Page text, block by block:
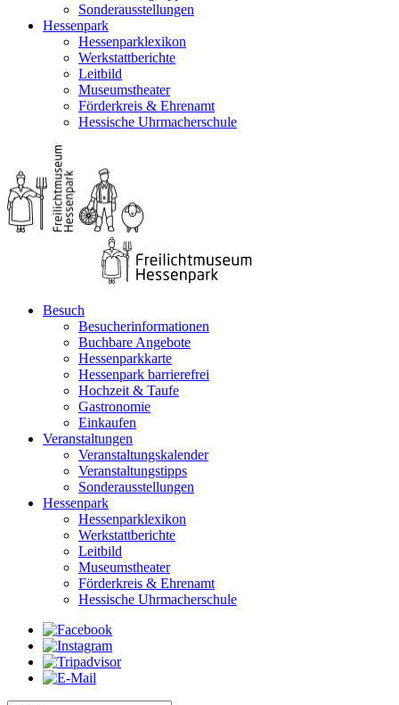
Sonderausstellungen
Hessenpark
Hessenparklexikon
Werkstattberichte
Leitbild
Museumstheater
Förderkreis & Ehrenamt
Hessische Uhrmacherschule
Besuch
Besucherinformationen
Buchbare Angebote
Hessenparkkarte
Hessenpark barrierefrei
Hochzeit & Taufe
Gastronomie
Einkaufen
Veranstaltungen
Veranstaltungskalender
Veranstaltungstipps
Sonderausstellungen
Hessenpark
Hessenparklexikon
Werkstattberichte
Leitbild
Museumstheater
Förderkreis & Ehrenamt
Hessische Uhrmacherschule